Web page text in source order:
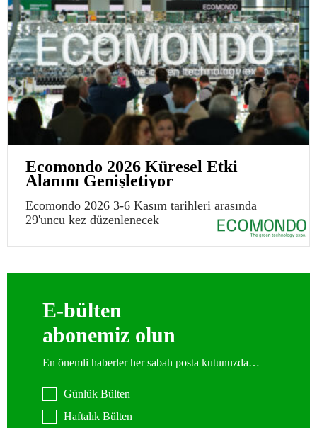
Ecomondo 2026 Küresel Etki
Alanını Genişletiyor
Ecomondo 2026 3-6 Kasım tarihleri arasında
29'uncu kez düzenlenecek
E-bülten
abonemiz olun
En önemli haberler her sabah posta kutunuzda…
Günlük Bülten
Haftalık Bülten